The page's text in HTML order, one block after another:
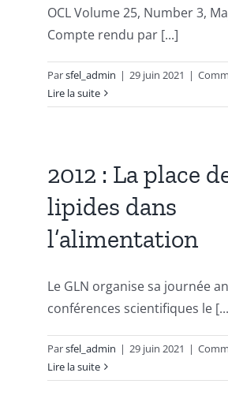
OCL Volume 25, Number 3,
Compte rendu par [...]
Parsfel_admin | 29 juin 2021 |
Lire la suite
2012 : La place
lipides dans
l’alimentation
Le GLN organise sa journée
conférences scientifiques le
Parsfel_admin | 29 juin 2021 |
Lire la suite